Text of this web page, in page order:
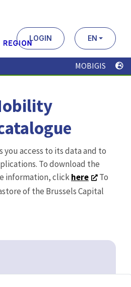
LOGIN EN
MOBIGIS
you access to its data and to
To download the
information, clickhere
To
of the Brussels Capital